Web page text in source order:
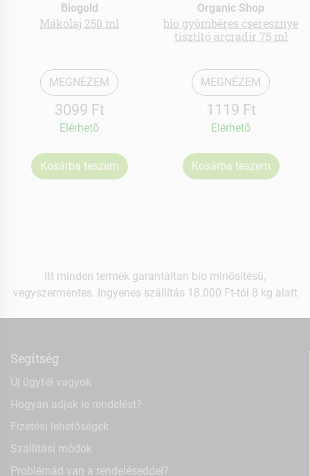
Biogold
Mákolaj 250 ml
MEGNÉZEM
3099 Ft
Elérhetõ
Kosárba teszem
Organic Shop
bio gyömbéres cseresznye
tisztító arcradír 75 ml
MEGNÉZEM
1119 Ft
Elérhetõ
Kosárba teszem
Itt minden termék garantáltan bio minősítésű,
vegyszermentes. Ingyenes szállítás 18.000 Ft-tól 8 kg alatt
Segítség
Új ügyfél vagyok
Hogyan adjak le rendelést?
Fizetési lehetőségek
Szállítási módok
Problémád van a rendeléseddel?